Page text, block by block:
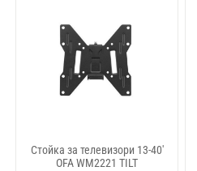
Стойка за телевизори 13-40'
OFA WM2221 TILT